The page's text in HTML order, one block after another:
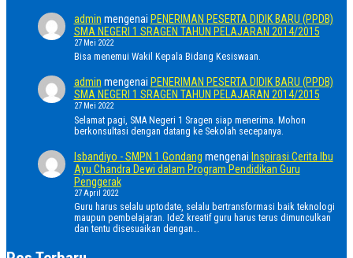
admin mengenai PENERIMAN PESERTA DIDIK BARU (PPDB)
SMA NEGERI 1 SRAGEN TAHUN PELAJARAN 2014/2015
27 Mei 2022
Bisa menemui Wakil Kepala Bidang Kesiswaan.
admin mengenai PENERIMAN PESERTA DIDIK BARU (PPDB)
SMA NEGERI 1 SRAGEN TAHUN PELAJARAN 2014/2015
27 Mei 2022
Selamat pagi, SMA Negeri 1 Sragen siap menerima. Mohon
berkonsultasi dengan datang ke Sekolah secepanya.
Isbandiyo - SMPN 1 Gondang mengenai Inspirasi Cerita Ibu
Ayu Chandra Dewi dalam Program Pendidikan Guru
Penggerak
27 April 2022
Guru harus selalu uptodate, selalu bertransformasi baik teknologi
maupun pembelajaran. Ide2 kreatif guru harus terus dimunculkan
dan tentu disesuaikan dengan…